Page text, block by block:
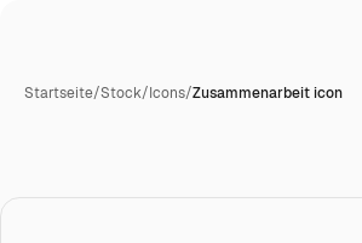
Startseite/Stock/Icons/Zusammenarbeit icon